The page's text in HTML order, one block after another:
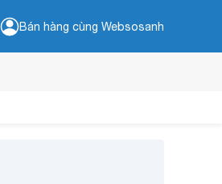
Bán hàng cùng Websosanh